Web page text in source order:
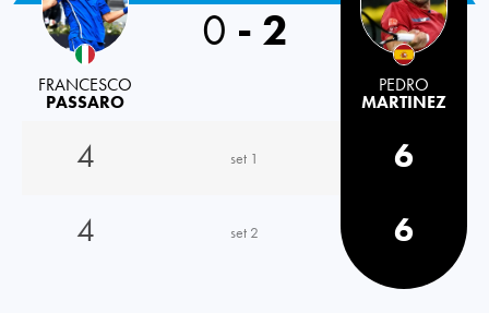
FRANCESCO
PASSARO
0 - 2
PEDRO
MARTINEZ
4 set 1
6
4
set 2 6